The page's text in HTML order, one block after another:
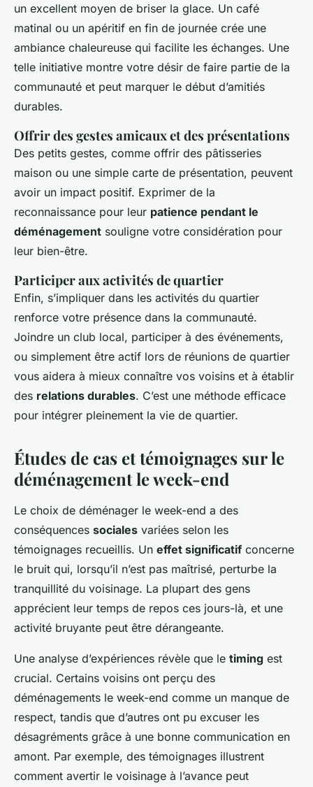
un excellent moyen de briser la glace. Un café
matinal ou un apéritif en fin de journée crée une
ambiance chaleureuse qui facilite les échanges. Une
telle initiative montre votre désir de faire partie de la
communauté et peut marquer le début d’amitiés
durables.
Offrir des gestes amicaux et des présentations
Des petits gestes, comme offrir des pâtisseries
maison ou une simple carte de présentation, peuvent
avoir un impact positif. Exprimer de la
reconnaissance pour leur patience pendant le
déménagement souligne votre considération pour
leur bien-être.
Participer aux activités de quartier
Enfin, s’impliquer dans les activités du quartier
renforce votre présence dans la communauté.
Joindre un club local, participer à des événements,
ou simplement être actif lors de réunions de quartier
vous aidera à mieux connaître vos voisins et à établir
des relations durables. C’est une méthode efficace
pour intégrer pleinement la vie de quartier.
Études de cas et témoignages sur le
déménagement le week-end
Le choix de déménager le week-end a des
conséquences sociales variées selon les
témoignages recueillis. Un effet significatif concerne
le bruit qui, lorsqu’il n’est pas maîtrisé, perturbe la
tranquillité du voisinage. La plupart des gens
apprécient leur temps de repos ces jours-là, et une
activité bruyante peut être dérangeante.
Une analyse d’expériences révèle que le timing est
crucial. Certains voisins ont perçu des
déménagements le week-end comme un manque de
respect, tandis que d’autres ont pu excuser les
désagréments grâce à une bonne communication en
amont. Par exemple, des témoignages illustrent
comment avertir le voisinage à l’avance peut